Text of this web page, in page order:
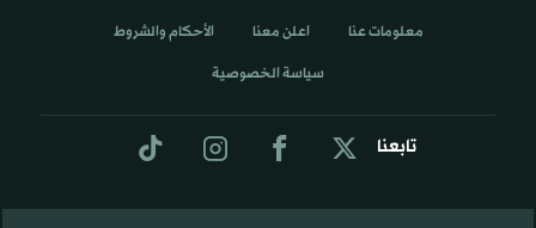
تابعنا
معلومات عنا اعلن معنا الأحكام والشروط
سياسة الخصوصية